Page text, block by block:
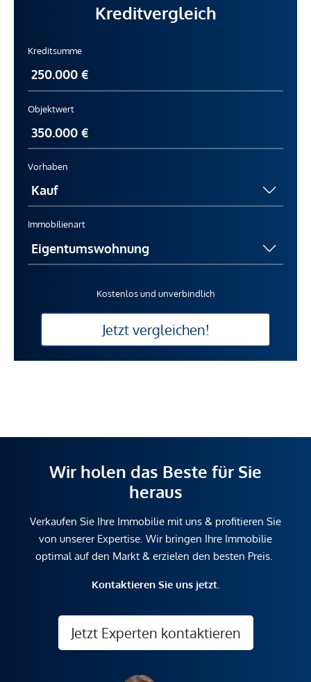
Kreditvergleich
Kreditsumme
Objektwert
Vorhaben
Immobilienart
Kostenlos und unverbindlich
Jetzt vergleichen!
Wir holen das Beste für Sie
heraus
Verkaufen Sie Ihre Immobilie mit uns & profitieren Sie
von unserer Expertise. Wir bringen Ihre Immobilie
optimal auf den Markt & erzielen den besten Preis.
Kontaktieren Sie uns jetzt.
Jetzt Experten kontaktieren